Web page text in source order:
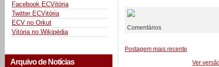
Facebook ECVitória
Twitter ECVitória
ECV no Orkut
Vitória no Wikipédia
Arquivo de Notícias
Comentários
Postagem mais recente
Ver